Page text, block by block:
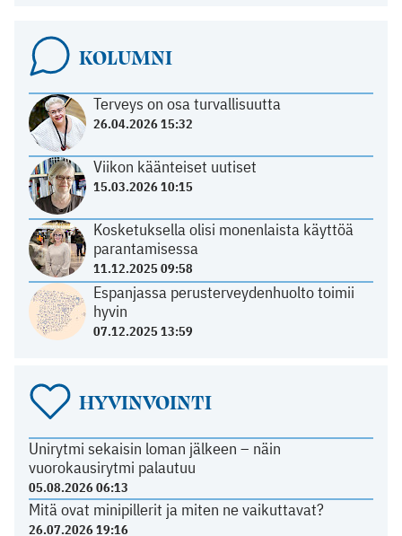
KOLUMNI
Terveys on osa turvallisuutta
26.04.2026 15:32
Viikon käänteiset uutiset
15.03.2026 10:15
Kosketuksella olisi monenlaista käyttöä
parantamisessa
11.12.2025 09:58
Espanjassa perusterveydenhuolto toimii
hyvin
07.12.2025 13:59
HYVINVOINTI
Unirytmi sekaisin loman jälkeen – näin
vuorokausirytmi palautuu
05.08.2026 06:13
Mitä ovat minipillerit ja miten ne vaikuttavat?
26.07.2026 19:16